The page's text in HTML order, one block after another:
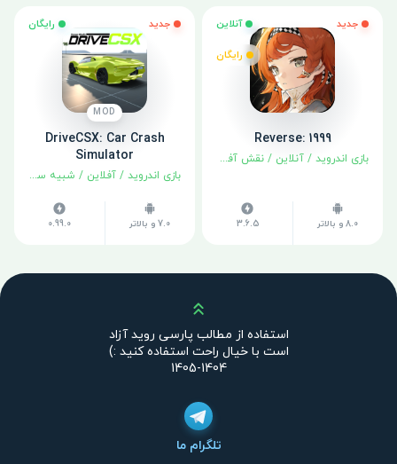
جدید آنلاین
رایگان
Reverse: 1999
بازی اندروید / آنلاین / نقش آفرینی
8.0 و بالاتر 3.6.5
جدید رایگان
MOD
DriveCSX: Car Crash
Simulator
بازی اندروید / آفلاین / شبیه سازی
7.0 و بالاتر 0.99.0
بالا
استفاده از مطالب پارسی روید آزاد
است با خیال راحت استفاده کنید :)
1404-1405
تلگرام ما